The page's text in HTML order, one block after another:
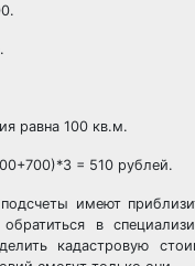
равна 100 кв.м.
= 510 рублей.
имеют
в
кадастровую